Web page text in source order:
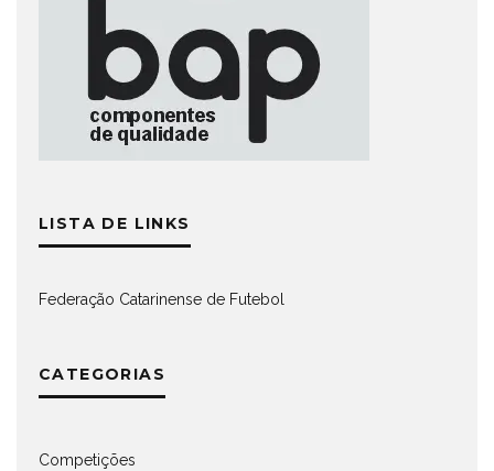
LISTA DE LINKS
Federação Catarinense de Futebol
CATEGORIAS
Competições